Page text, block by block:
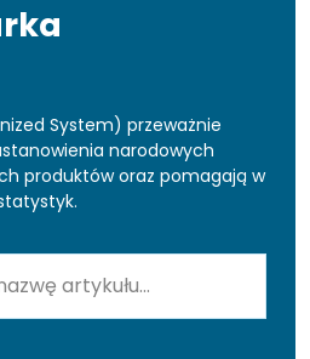
System) przeważnie
narodowych
produktów oraz pomagają w